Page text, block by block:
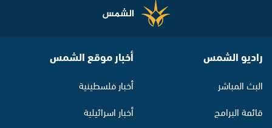
راديو الشمس
البث المباشر
قائمة البرامج
أخبار موقع الشمس
أخبار فلسطينية
أخبار اسرائيلية